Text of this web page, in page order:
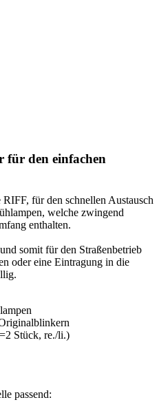
für den einfachen
für den schnellen Austausch
welche zwingend
enthalten.
somit für den Straßenbetrieb
oder eine Eintragung in die
Stück, re./li.)
passend: